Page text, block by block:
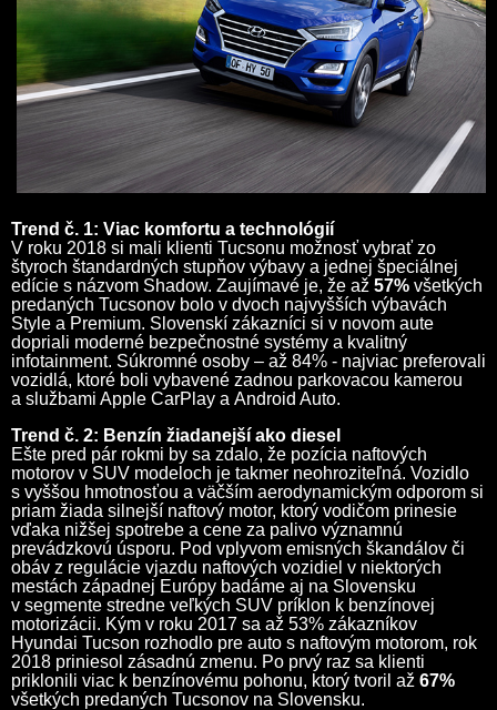
Trend č. 1: Viac komfortu a technológií
V roku 2018 si mali klienti Tucsonu možnosť vybrať zo
štyroch štandardných stupňov výbavy a jednej špeciálnej
edície s názvom Shadow. Zaujímavé je, že až 57% všetkých
predaných Tucsonov bolo v dvoch najvyšších výbavách
Style a Premium. Slovenskí zákazníci si v novom aute
dopriali moderné bezpečnostné systémy a kvalitný
infotainment. Súkromné osoby – až 84% - najviac preferovali
vozidlá, ktoré boli vybavené zadnou parkovacou kamerou
a službami Apple CarPlay a Android Auto.
Trend č. 2: Benzín žiadanejší ako diesel
Ešte pred pár rokmi by sa zdalo, že pozícia naftových
motorov v SUV modeloch je takmer neohroziteľná. Vozidlo
s vyššou hmotnosťou a väčším aerodynamickým odporom si
priam žiada silnejší naftový motor, ktorý vodičom prinesie
vďaka nižšej spotrebe a cene za palivo významnú
prevádzkovú úsporu. Pod vplyvom emisných škandálov či
obáv z regulácie vjazdu naftových vozidiel v niektorých
mestách západnej Európy badáme aj na Slovensku
v segmente stredne veľkých SUV príklon k benzínovej
motorizácii. Kým v roku 2017 sa až 53% zákazníkov
Hyundai Tucson rozhodlo pre auto s naftovým motorom, rok
2018 priniesol zásadnú zmenu. Po prvý raz sa klienti
priklonili viac k benzínovému pohonu, ktorý tvoril až 67%
všetkých predaných Tucsonov na Slovensku.